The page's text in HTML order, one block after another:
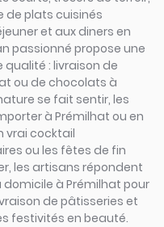
de plats cuisinés
et aux diners en
passionné propose une
: livraison de
ou de chocolats à
se fait sentir, les
à Prémilhat ou en
vrai cocktail
ou les fêtes de fin
les artisans répondent
à Prémilhat pour
de pâtisseries et
festivités en beauté.